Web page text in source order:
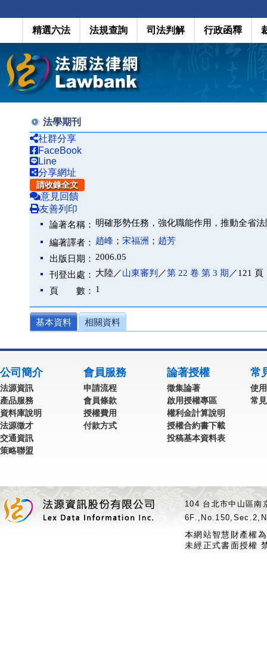
精選六法 法規查詢 司法判解 行政函釋
法學期刊
社群分享
FaceBook
Line
分享網址
請收錄全文
意見回饋
友善列印
論著名稱： 明確形勢任務，強化職能作用，推動全省
編著譯者： 趙峰 ； 宋福洲 ； 趙芳
出版日期： 2006.05
刊登出處： 大陸／山東審判 ／第 22 卷 第 3 期 ／121 頁
頁 數： 1
基本資料 相關資料
公司簡介
法源資訊
產品服務
資料庫說明
法源徵才
交通資訊
策略聯盟
會員服務
申請流程
會員條款
授權費用
付款方式
論著授權
徵集論著
啟用授權專區
權利金計算說明
授權合約書下載
投稿基本資料表
常
使
常
104 台北市中山區
本網站智慧財產權
未經正式書面授權